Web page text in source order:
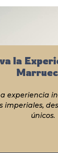
la
experiencia
imperiales,
únicos.